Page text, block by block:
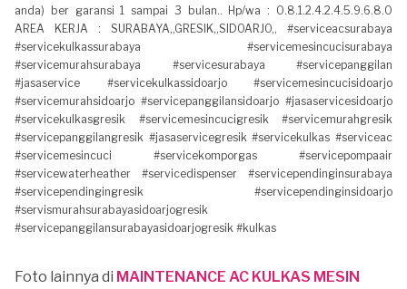
anda) ber garansi 1 sampai 3 bulan.. Hp/wa : 0.8.1.2.4.2.4.5.9.6.8.0
AREA KERJA : SURABAYA,,GRESIK,,SIDOARJO,, #serviceacsurabaya
#servicekulkassurabaya #servicemesincucisurabaya
#servicemurahsurabaya #servicesurabaya #servicepanggilan
#jasaservice #servicekulkassidoarjo #servicemesincucisidoarjo
#servicemurahsidoarjo #servicepanggilansidoarjo #jasaservicesidoarjo
#servicekulkasgresik #servicemesincucigresik #servicemurahgresik
#servicepanggilangresik #jasaservicegresik #servicekulkas #serviceac
#servicemesincuci #servicekomporgas #servicepompaair
#servicewaterheather #servicedispenser #servicependinginsurabaya
#servicependingingresik #servicependinginsidoarjo
#servismurahsurabayasidoarjogresik
#servicepanggilansurabayasidoarjogresik #kulkas
Foto lainnya di MAINTENANCE AC KULKAS MESIN